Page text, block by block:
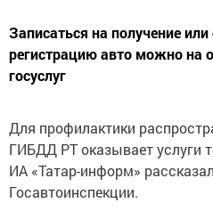
Записаться на получение
регистрацию авто можно на
госуслуг
Для профилактики
ГИБДД РТ оказывает услуги
ИА «Татар-информ»
Госавтоинспекции.